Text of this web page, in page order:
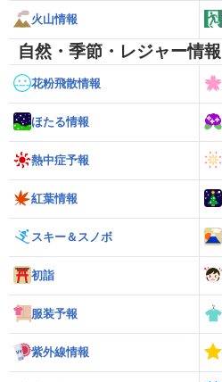
火山情報
自然・季節・レジャー情報
花粉飛散情報
ほたる情報
熱中症予報
紅葉情報
スキー＆スノボ
初詣
服装予報
紫外線情報